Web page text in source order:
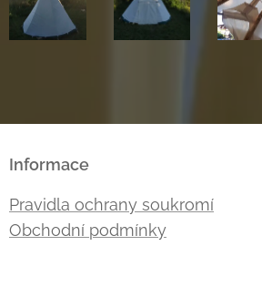
Informace
Pravidla ochrany soukromí
Obchodní podmínky